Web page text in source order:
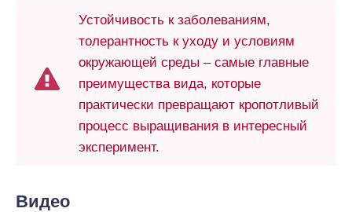
Устойчивость к заболеваниям,
толерантность к уходу и условиям
окружающей среды – самые главные
преимущества вида, которые
практически превращают кропотливый
процесс выращивания в интересный
эксперимент.
Видео